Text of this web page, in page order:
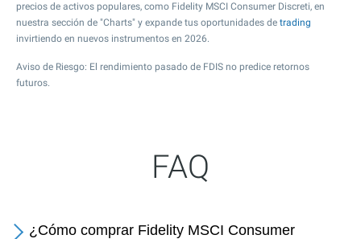
precios de activos populares, como Fidelity MSCI Consumer Discreti, en
nuestra sección de "Charts" y expande tus oportunidades de trading
invirtiendo en nuevos instrumentos en 2026.
Aviso de Riesgo: El rendimiento pasado de FDIS no predice retornos
futuros.
FAQ
¿Cómo comprar Fidelity MSCI Consumer